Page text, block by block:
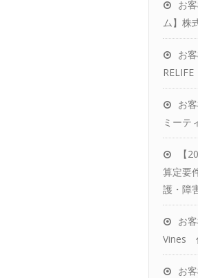
お
ム】株
お
お
ミー
【
算定要
護・障
お
Vines
お